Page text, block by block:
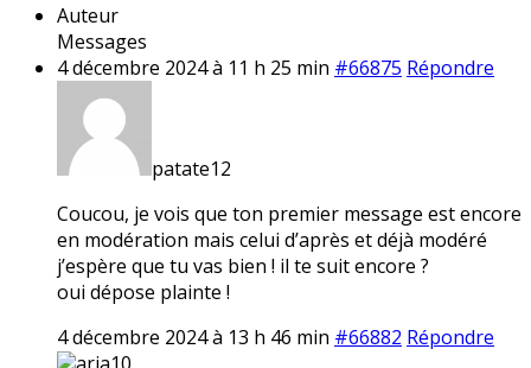
Auteur
Messages
4 décembre 2024 à 11 h 25 min #66875 Répondre
patate12
Coucou, je vois que ton premier message est encore
en modération mais celui d’après et déjà modéré
j’espère que tu vas bien ! il te suit encore ?
oui dépose plainte !
4 décembre 2024 à 13 h 46 min #66882 Répondre